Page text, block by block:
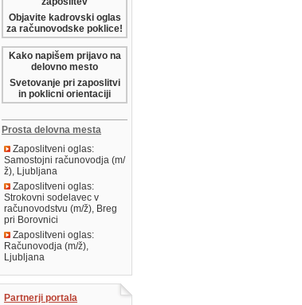
Objavite kadrovski oglas
za računovodske poklice!
Kako napišem prijavo na
delovno mesto
Svetovanje pri zaposlitvi
in poklicni orientaciji
Prosta delovna mesta
Zaposlitveni oglas:
Samostojni računovodja (m/
ž), Ljubljana
Zaposlitveni oglas:
Strokovni sodelavec v
računovodstvu (m/ž), Breg
pri Borovnici
Zaposlitveni oglas:
Računovodja (m/ž),
Ljubljana
Partnerji portala